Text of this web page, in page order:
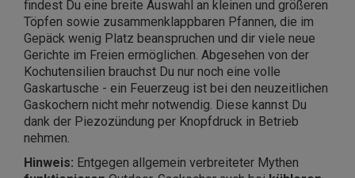
findest Du eine breite Auswahl an kleinen und größeren
Töpfen sowie zusammenklappbaren Pfannen, die im
Gepäck wenig Platz beanspruchen und dir viele neue
Gerichte im Freien ermöglichen. Abgesehen von der
Kochutensilien brauchst Du nur noch eine volle
Gaskartusche - ein Feuerzeug ist bei den neuzeitlichen
Gaskochern nicht mehr notwendig. Diese kannst Du
dank der Piezozündung per Knopfdruck in Betrieb
nehmen.
Hinweis: Entgegen allgemein verbreiteter Mythen